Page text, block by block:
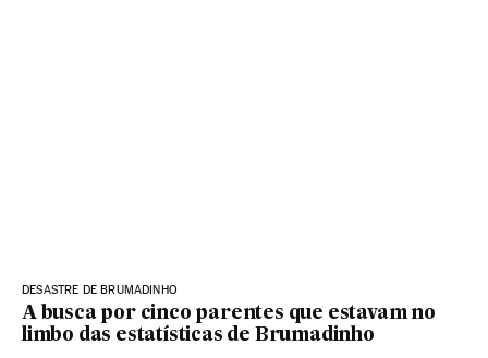
DESASTRE DE BRUMADINHO
A busca por cinco parentes que estavam no
limbo das estatísticas de Brumadinho